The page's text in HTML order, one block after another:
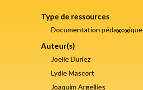
Type de ressources
Documentation pédagogique
Auteur(s)
Joëlle Duriez
Lydie Mascort
Joaquim Argellies